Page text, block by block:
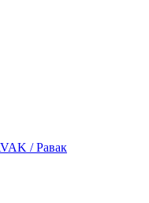
/ Равак